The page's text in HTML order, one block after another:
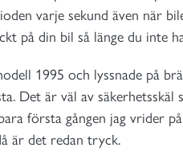
varje sekund även när
på din bil så länge du inte
1995 och lyssnade på
Det är väl av
första gången jag vrider
är det redan tryck.